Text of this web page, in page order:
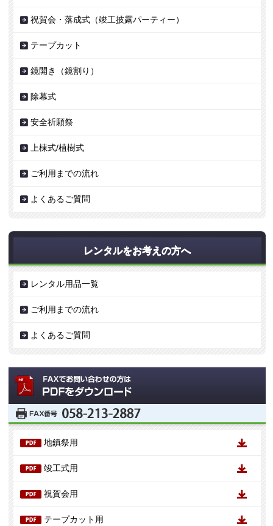
祝賀会・落成式（竣工披露パーティー）
テープカット
鏡開き（鏡割り）
除幕式
安全祈願祭
上棟式/植樹式
ご利用までの流れ
よくあるご質問
レンタルをお考えの方へ
レンタル用品一覧
ご利用までの流れ
よくあるご質問
地鎮祭用
竣工式用
祝賀会用
テープカット用